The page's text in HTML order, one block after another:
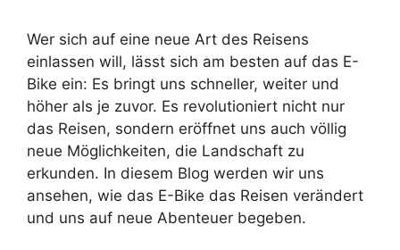
Wer sich auf eine neue Art des Reisens
einlassen will, lässt sich am besten auf das E-
Bike ein: Es bringt uns schneller, weiter und
höher als je zuvor. Es revolutioniert nicht nur
das Reisen, sondern eröffnet uns auch völlig
neue Möglichkeiten, die Landschaft zu
erkunden. In diesem Blog werden wir uns
ansehen, wie das E-Bike das Reisen verändert
und uns auf neue Abenteuer begeben.